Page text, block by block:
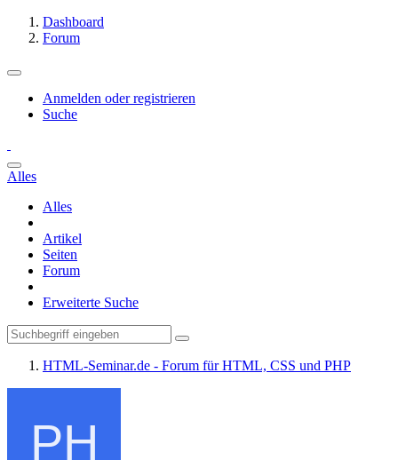
Dashboard
Forum
Anmelden oder registrieren
Suche
Alles
Alles
Artikel
Seiten
Forum
Erweiterte Suche
HTML-Seminar.de - Forum für HTML, CSS und PHP